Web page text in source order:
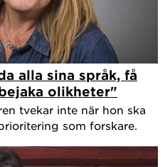
alla sina språk, få
olikheter"
tvekar inte när hon ska
som forskare.